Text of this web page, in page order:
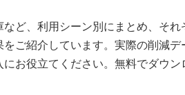
ど、利用シーン別にまとめ、それ
ご紹介しています。実際の削減デ
お役立てください。無料でダウン